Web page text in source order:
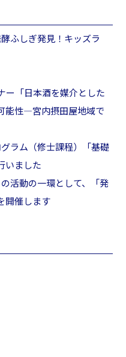
ふしぎ発見！キッズラ
ー「日本酒を媒介とした
能性―宮内摂田屋地域で
ラム（修士課程）「基礎
いました
活動の一環として、「発
開催します